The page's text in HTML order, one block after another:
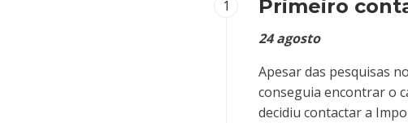
1 Primeiro
24 agosto
Apesar das pesquisas
conseguia encontrar o
decidiu contactar a